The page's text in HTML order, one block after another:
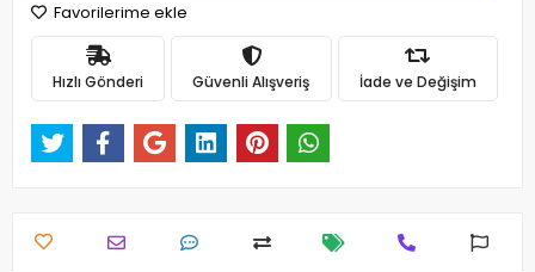
Favorilerime ekle
Hızlı Gönderi Güvenli Alışveriş İade ve Değişim